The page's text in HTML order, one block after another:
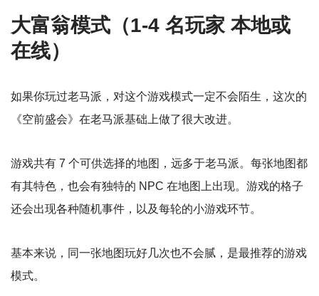
大富翁模式（1-4 名玩家 本地或
在线）
如果你玩过老马派，对这个游戏模式一定不会陌生，这次的
《空前盛会》在老马派基础上做了很大改进。
游戏共有 7 个可供选择的地图，远多于老马派。每张地图都
有其特色，也会有独特的 NPC 在地图上出现。游戏的格子
还会出现各种随机事件，以及每轮的小游戏环节。
基本来说，同一张地图玩好几次也不会腻，是最推荐的游戏
模式。